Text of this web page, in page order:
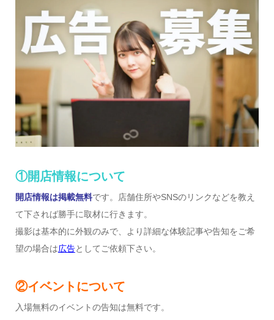
①開店情報について
開店情報は掲載無料です。店舗住所やSNSのリンクなどを教え
て下されば勝手に取材に行きます。
撮影は基本的に外観のみで、より詳細な体験記事や告知をご希
望の場合は広告としてご依頼下さい。
②イベントについて
入場無料のイベントの告知は無料です。